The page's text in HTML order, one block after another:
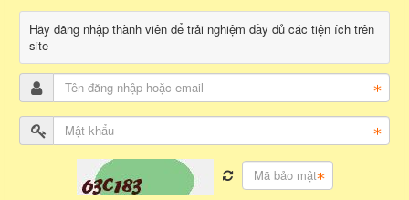
Hãy đăng nhập thành viên để trải nghiệm đầy đủ các tiện ích trên
site